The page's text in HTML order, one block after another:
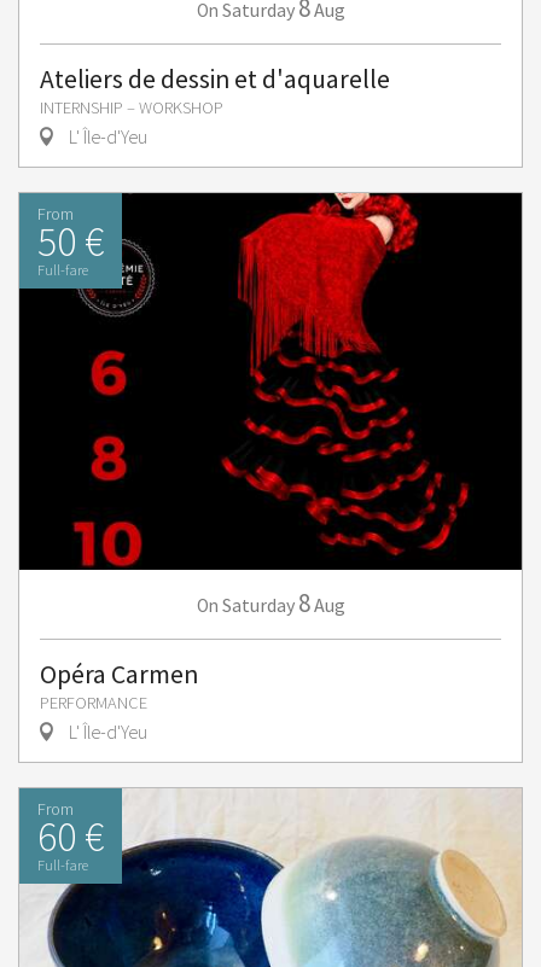
On Saturday 8Aug
Ateliers de dessin et d'aquarelle
INTERNSHIP – WORKSHOP
L' Île-d'Yeu
From
50 €
Full-fare
On Saturday 8Aug
Opéra Carmen
PERFORMANCE
L' Île-d'Yeu
From
60 €
Full-fare